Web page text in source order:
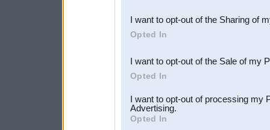
Downstream Participants
third parties.
I want to opt-out of the Sharing of
Opted In
I want to opt-out of the Sale of my
Opted In
I want to opt-out of processing my
Advertising.
Opted In